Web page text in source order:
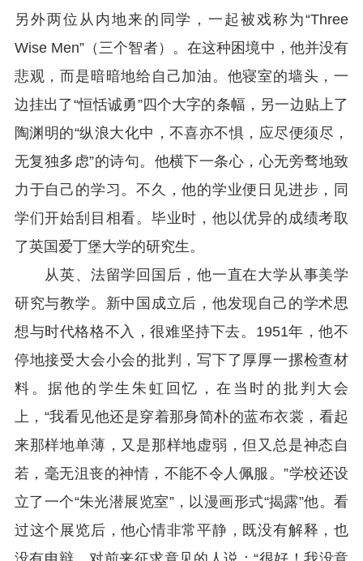
另外两位从内地来的同学，一起被戏称为“Three
Wise Men”（三个智者）。在这种困境中，他并没有
悲观，而是暗暗地给自己加油。他寝室的墙头，一
边挂出了“恒恬诚勇”四个大字的条幅，另一边贴上了
陶渊明的“纵浪大化中，不喜亦不惧，应尽便须尽，
无复独多虑”的诗句。他横下一条心，心无旁骛地致
力于自己的学习。不久，他的学业便日见进步，同
学们开始刮目相看。毕业时，他以优异的成绩考取
了英国爱丁堡大学的研究生。
从英、法留学回国后，他一直在大学从事美学
研究与教学。新中国成立后，他发现自己的学术思
想与时代格格不入，很难坚持下去。1951年，他不
停地接受大会小会的批判，写下了厚厚一摞检查材
料。据他的学生朱虹回忆，在当时的批判大会
上，“我看见他还是穿着那身简朴的蓝布衣裳，看起
来那样地单薄，又是那样地虚弱，但又总是神态自
若，毫无沮丧的神情，不能不令人佩服。”学校还设
立了一个“朱光潜展览室”，以漫画形式“揭露”他。看
过这个展览后，他心情非常平静，既没有解释，也